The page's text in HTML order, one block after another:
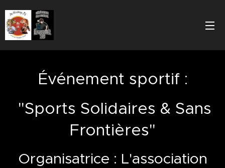
Événement sportif :
"Sports Solidaires & Sans
Frontières"
Organisatrice : L'association